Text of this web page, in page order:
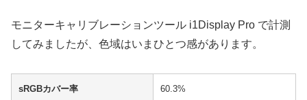
モニターキャリブレーションツール i1Display Pro で計測
してみましたが、色域はいまひとつ感があります。
sRGBカバー率 60.3%